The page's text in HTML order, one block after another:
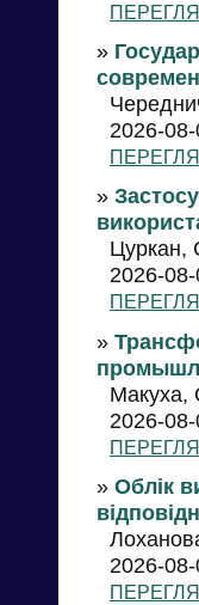
»
2026-
»
Цуркан,
2026-
»
Макуха,
2026-
» Облік
2026-